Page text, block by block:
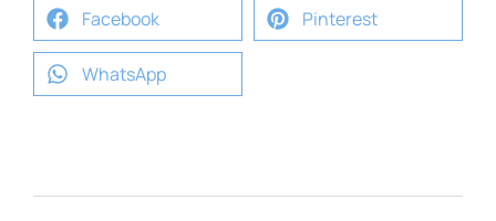
Facebook Pinterest
WhatsApp